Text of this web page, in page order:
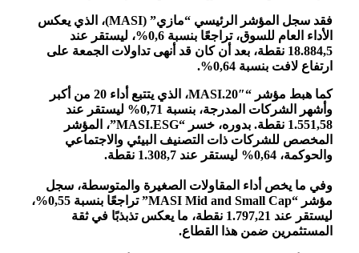
فقد سجل المؤشر الرئيسي “مازي” (MASI)، الذي يعكس
الأداء العام للسوق، تراجعًا بنسبة 0,6%، ليستقر عند
18.884,5 نقطة، بعد أن كان قد أنهى تداولات الجمعة على
ارتفاع لافت بنسبة 0,64%.
كما هبط مؤشر “MASI.20″، الذي يتتبع أداء 20 من أكبر
وأشهر الشركات المدرجة، بنسبة 0,71% ليستقر عند
1.551,58 نقطة. بدوره، خسر “MASI.ESG”، المؤشر
المخصص للشركات ذات التصنيف البيئي والاجتماعي
والحوكمة، 0,64% ليستقر عند 1.308,7 نقطة.
وفي ما يخص أداء المقاولات الصغيرة والمتوسطة، سجل
مؤشر “MASI Mid and Small Cap” تراجعًا بنسبة 0,55%،
ليستقر عند 1.797,21 نقطة، ما يعكس تذبذبًا في ثقة
المستثمرين ضمن هذا القطاع.